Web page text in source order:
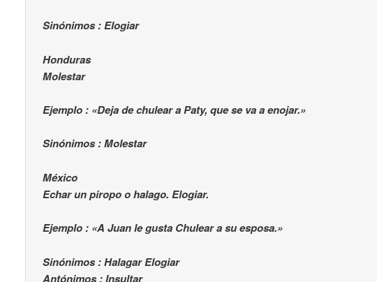
Sinónimos : Elogiar
Honduras
Molestar
Ejemplo : «Deja de chulear a Paty, que se va a enojar.»
Sinónimos : Molestar
México
Echar un piropo o halago. Elogiar.
Ejemplo : «A Juan le gusta Chulear a su esposa.»
Sinónimos : Halagar Elogiar
Antónimos : Insultar